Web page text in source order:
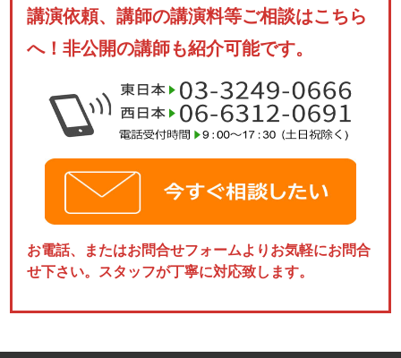
講演依頼、講師の講演料等ご相談はこちら
へ！非公開の講師も紹介可能です。
お電話、またはお問合せフォームよりお気軽にお問合
せ下さい。スタッフが丁寧に対応致します。